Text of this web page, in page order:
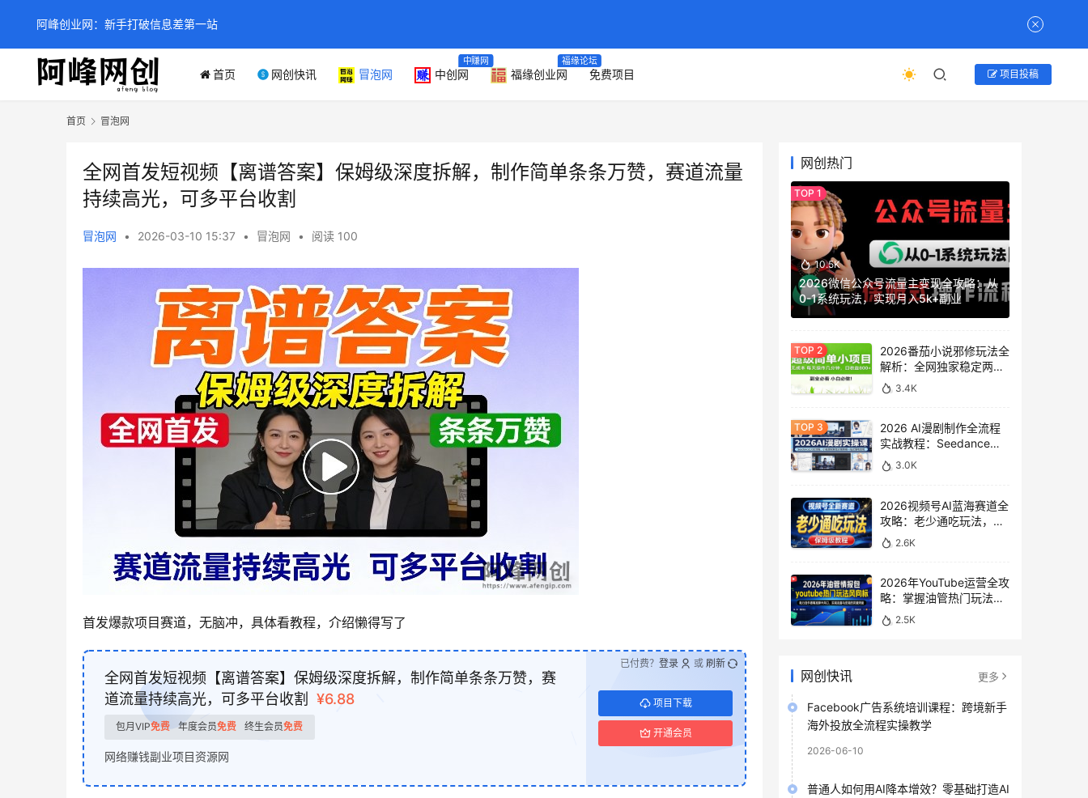
首页 网创快讯 冒泡网 中创网
中赚网
福缘创业网
福缘论坛
免费项目 项目投稿
首页 冒泡网
全网首发短视频【离谱答案】保姆级深度拆解，制作简单条条万赞，赛道流量
持续高光，可多平台收割
冒泡网 • 2026-03-10 15:37 • 冒泡网 • 阅读 100
首发爆款项目赛道，无脑冲，具体看教程，介绍懒得写了
全网首发短视频【离谱答案】保姆级深度拆解，制作简单条条万赞，赛
道流量持续高光，可多平台收割
¥6.88
包月VIP免费 年度会员免费 终生会员免费
网络赚钱副业项目资源网
项目下载
开通会员
已付费？ 登录 或 刷新
网创热门
10.5K
2026微信公众号流量主变现全攻略：从
0-1系统玩法，实现月入5k+副业
2026番茄小说邪修玩法全
解析：全网独家稳定两年
老项目，助你日赚
500+稿费收益
3.4K
2026 AI漫剧制作全流程
实战教程：Seedance
2.0即梦视频生成与小说
授权教学
3.0K
2026视频号AI蓝海赛道全
攻略：老少通吃玩法，零
基础保姆级副业增收教程
2.6K
2026年YouTube运营全攻
略：掌握油管热门玩法风
向标，实现流量变现双重
突破
2.5K
网创快讯 更多
Facebook广告系统培训课程：跨境新手
海外投放全流程实操教学
2026-06-10
普通人如何用AI降本增效？零基础打造AI
阿峰创业网：新手打破信息差第一站